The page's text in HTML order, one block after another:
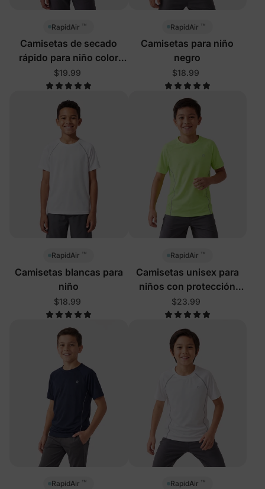
RapidAir ™
Camisetas de secado
rápido para niño color
albaricoque
$19.99
RapidAir ™
Camisetas para niño
negro
$18.99
RapidAir ™
Camisetas blancas para
niño
$18.99
RapidAir ™
Camisetas unisex para
niños con protección
UPF, de secado rápido,
color verde
$23.99
RapidAir ™ RapidAir ™